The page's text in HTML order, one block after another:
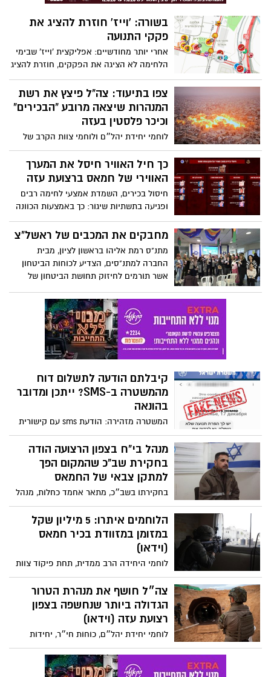
בשורה: 'וייז' חוזרת להציג את
פקקי התנועה
אחרי יותר מחודשיים: אפליקצית 'וייז' שבימי
הלחימה לא הציגה את הפקקים, חוזרת להציג
את מפות הפקקים המפורטות
צפו בתיעוד: צה"ל פיצץ את רשת
המנהרות שיצאה מרובע "הבכירים"
וכיכר פלסטין בעזה
לוחמי יחידת יהל״ם ולוחמי צוות הקרב של
חטיבה 401 השמידו את רשת המנהרות
האסטרטגית ב״רובע הבכירים״ של חמאס
ברצועת עזה
כך חיל האוויר חיסל את המערך
האווירי של חמאס ברצועת עזה
חיסול בכירים, השמדת אמצעי לחימה רבים
ופגיעה בתשתיות שיגור: כך באמצעות הכוונה
מודיעינית ותקיפה מדויקת נשללו יכולות
מבצעיות רבות של המערך האווירי של חמאס
מחבקים את המכבים של ראשל"צ
מתנ"ס רמת אליהו בראשון לציון, מבית
החברה למתנ"סים, הצדיע לכוחות הביטחון
אשר תורמים לחיזוק תחושת הביטחון של
חג חנוכה התקיים במתנ"ס טקס הדלקת נרות
במעמד נציגי כוחות הביטחון, משמר השכונה
ופיקוד העורף והם קיבלו תעודות הוקרה
ממנכ"ל המתנ"ס קולין היימס. תעודות הוקרה
הוענקו גם לנשות מועדון הסורגות של
במיוחד לחיילים עם מתנדבות של "באים
בטוב".
קיבלתם הודעה לתשלום דוח
מהמשטרה ב-SMS? ייתכן ומדובר
בהונאה
המשטרה מזהירה: הודעת sms עם קישורית
"הפרת תנועה שלא שולמה" אינה הודעה
רשמית של המשטרה. כיצד תוכלו לזהות האם
אכן מדובר בפניה של אגף התנועה לתשלום
דו"ח?
מנהל בי"ח בצפון הרצועה הודה
בחקירת שב"כ שהמקום הפך
למתקן צבאי של החמאס
בחקירתו בשב״כ, מתאר אחמד כחלות, מנהל
ביה"ח ׳כמאל ע׳דואן׳, כיצד חמאס משתמש
בבתי חולים לשימוש צבאי- הסתרת פעילים,
פעילות צבאית, שינוע אנשי צוות ואף הביאו
חייל חטוף לבית החולים. צפו בתיעוד
הלוחמים איתרו: 5 מיליון שקל
במזומן במזוודת בכיר חמאס
(וידאו)
לוחמי היחידה הרב ממדית, תחת פיקוד צוות
הקרב החטיבתי 551, איתרו בביתו של בכיר
בארגון הטרור בג'באליה, מזוודות של כספי
טרור בשווי של כ-5 מיליון שקל במזומן
ואמצעי לחימה רבים.
צה״ל חושף את מנהרת הטרור
הגדולה ביותר שנחשפה בצפון
רצועת עזה (וידאו)
לוחמי יחידת יהל״ם, כוחות חי״ר, יחידות
מיוחדות וכוחות ההנדסה של אוגדת עזה,
פעלו בשבועות האחרונים במסגרת מבצע
אותו הובילה החטיבה הצפונית באוגדת עזה,